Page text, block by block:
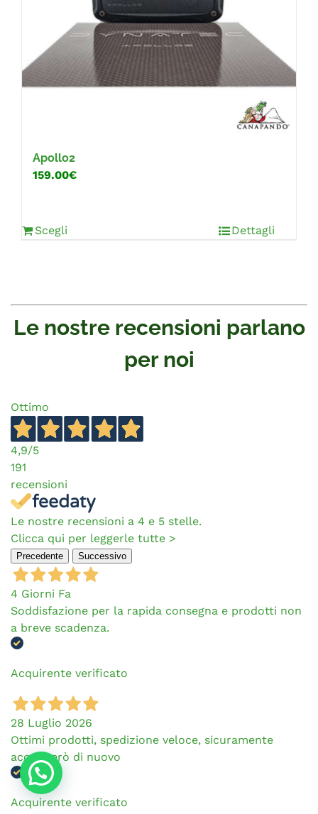
Apollo2
159.00€
Scegli Dettagli
Le nostre recensioni parlano
per noi
Ottimo
4,9/5
191
recensioni
Le nostre recensioni a 4 e 5 stelle.
Clicca qui per leggerle tutte >
Precedente Successivo
4 Giorni Fa
Soddisfazione per la rapida consegna e prodotti non
a breve scadenza.
Acquirente verificato
28 Luglio 2026
Ottimi prodotti, spedizione veloce, sicuramente
acquisterò di nuovo
Acquirente verificato